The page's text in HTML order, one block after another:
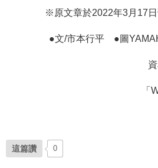
※原文章於2022年3月17日
●文/市本行平 ●圖
「
這篇讚 0